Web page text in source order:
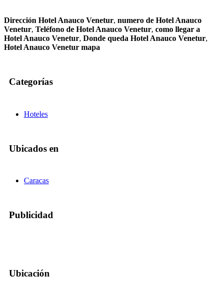
Dirección Hotel Anauco Venetur, numero de Hotel Anauco
Venetur, Teléfono de Hotel Anauco Venetur, como llegar a
Hotel Anauco Venetur, Donde queda Hotel Anauco Venetur,
Hotel Anauco Venetur mapa
Categorías
Hoteles
Ubicados en
Caracas
Publicidad
Ubicación